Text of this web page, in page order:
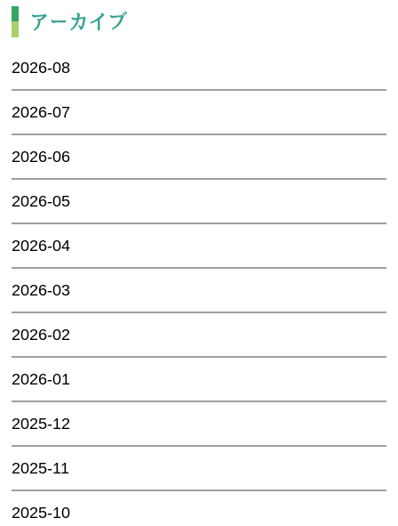
アーカイブ
2026-08
2026-07
2026-06
2026-05
2026-04
2026-03
2026-02
2026-01
2025-12
2025-11
2025-10